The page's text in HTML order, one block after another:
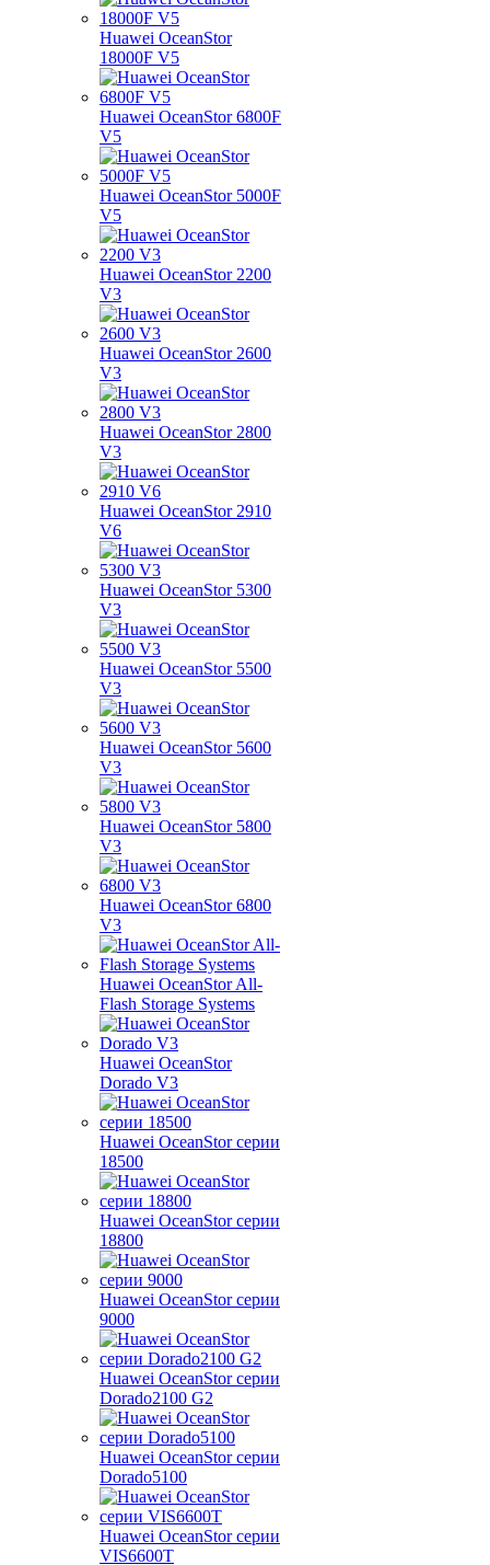
Huawei OceanStor
18000F V5
Huawei OceanStor 6800F
V5
Huawei OceanStor 5000F
V5
Huawei OceanStor 2200
V3
Huawei OceanStor 2600
V3
Huawei OceanStor 2800
V3
Huawei OceanStor 2910
V6
Huawei OceanStor 5300
V3
Huawei OceanStor 5500
V3
Huawei OceanStor 5600
V3
Huawei OceanStor 5800
V3
Huawei OceanStor 6800
V3
Huawei OceanStor All-
Flash Storage Systems
Huawei OceanStor
Dorado V3
Huawei OceanStor серии
18500
Huawei OceanStor серии
18800
Huawei OceanStor серии
9000
Huawei OceanStor серии
Dorado2100 G2
Huawei OceanStor серии
Dorado5100
Huawei OceanStor серии
VIS6600T